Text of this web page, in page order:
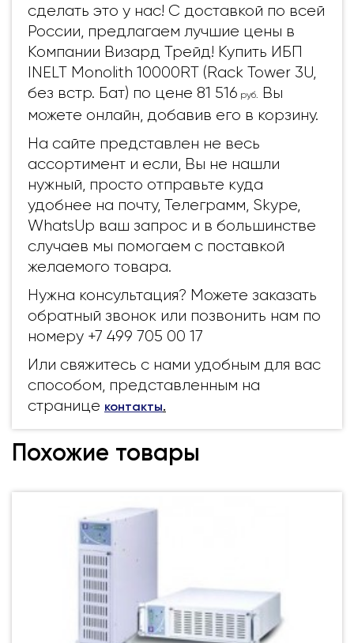
сделать это у нас! С доставкой по всей
России, предлагаем лучшие цены в
Компании Визард Трейд! Купить ИБП
INELT Monolith 10000RT (Rack Tower 3U,
без встр. Бат) по цене 81 516 руб.
Вы
можете онлайн, добавив его в корзину.
На сайте представлен не весь
ассортимент и если, Вы не нашли
нужный, просто отправьте куда
удобнее на почту, Телеграмм, Skype,
WhatsUp ваш запрос и в большинстве
случаев мы помогаем с поставкой
желаемого товара.
Нужна консультация? Можете заказать
обратный звонок или позвонить нам по
номеру +7 499 705 00 17
Или свяжитесь с нами удобным для вас
способом, представленным на
странице контакты.
Похожие товары